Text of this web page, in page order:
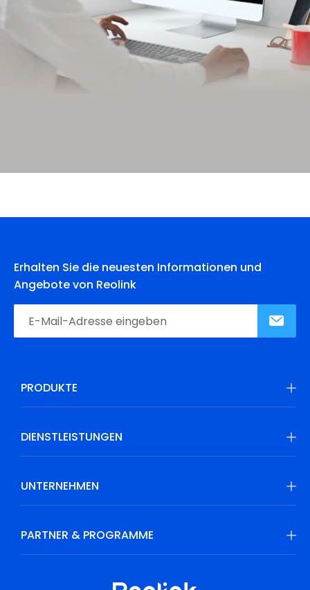
Erhalten Sie die neuesten Informationen und
Angebote von Reolink
PRODUKTE
DIENSTLEISTUNGEN
UNTERNEHMEN
PARTNER & PROGRAMME